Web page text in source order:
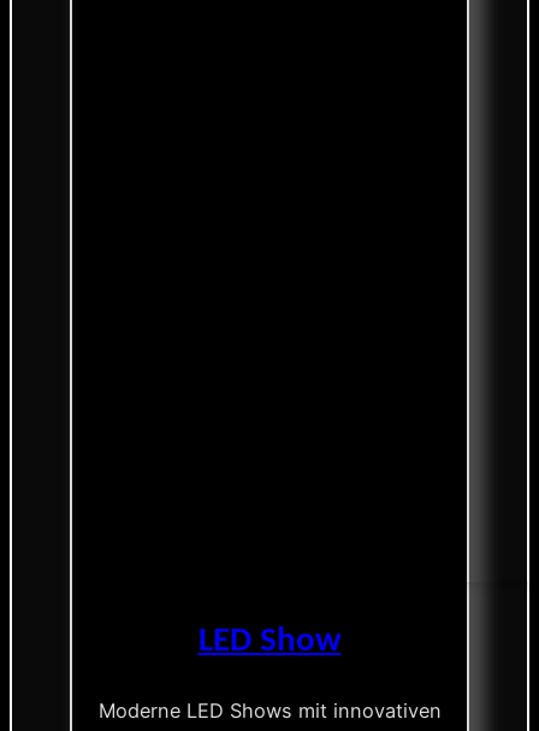
LED Show
Moderne LED Shows mit innovativen